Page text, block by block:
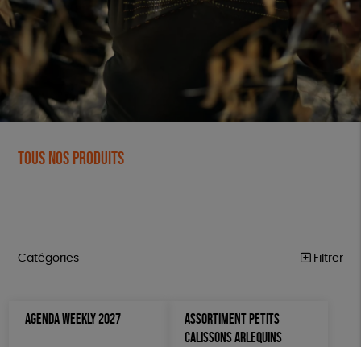
Tous nos produits
Catégories Filtrer
Par défaut
AGENDA WEEKLY 2027
ASSORTIMENT PETITS
CALISSONS ARLEQUINS